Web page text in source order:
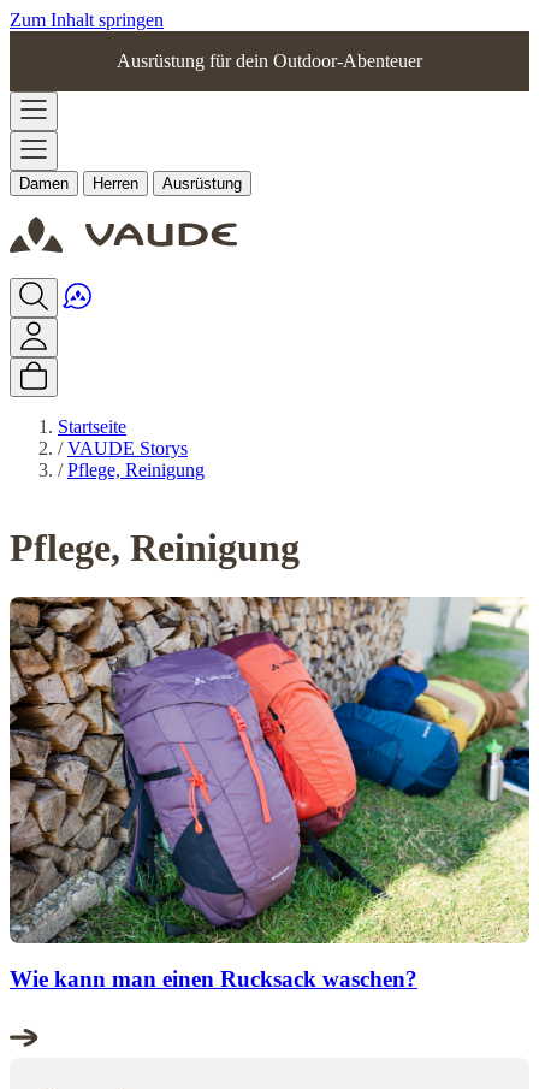
Zum Inhalt springen
Ausrüstung für dein Outdoor-Abenteuer
Damen Herren Ausrüstung
Startseite
/ VAUDE Storys
/ Pflege, Reinigung
Pflege, Reinigung
Wie kann man einen Rucksack waschen?